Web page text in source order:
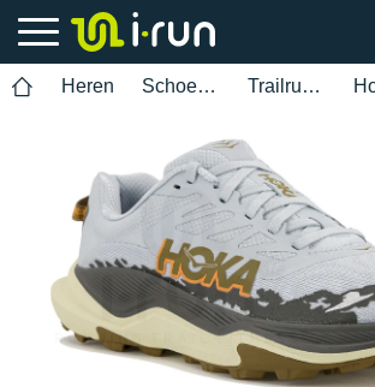
Heren Schoenen Trailrunning